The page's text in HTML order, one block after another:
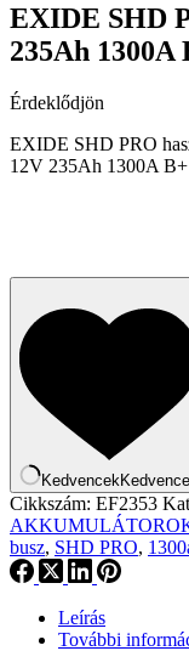
EXIDE SHD
235Ah 1300A
Érdeklődjön
EXIDE SHD PRO
12V 235Ah 1300A B+
Kedvencek
Cikkszám: EF2353
busz, SHD PRO,
Leírás
További